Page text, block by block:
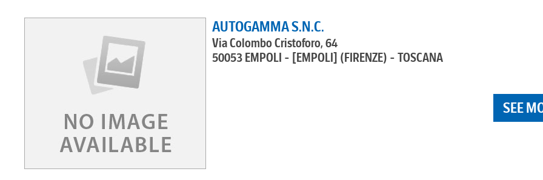
AUTOGAMMA S.N.C.
Via Colombo Cristoforo, 64
50053 EMPOLI - [EMPOLI] (FIRENZE) - TOSCANA
SEE